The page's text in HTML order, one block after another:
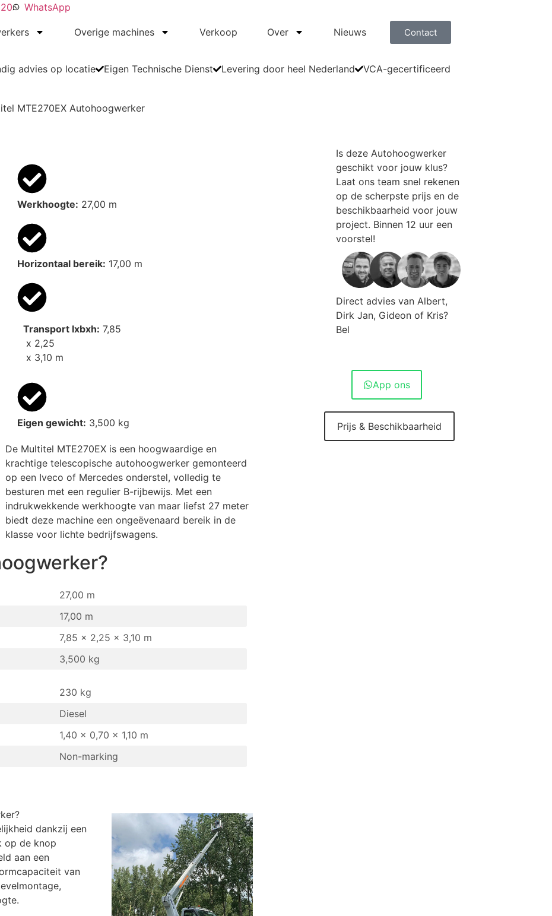
WhatsApp
Overige machines Verkoop Over Nieuws Contact
advies op locatie Eigen Technische Dienst Levering door heel Nederland VCA-gecertificeerd
MTE270EX Autohoogwerker
Werkhoogte: 27,00 m
Horizontaal bereik: 17,00 m
Transport lxbxh: 7,85
x 2,25
x 3,10 m
Eigen gewicht: 3,500 kg
De Multitel MTE270EX is een hoogwaardige en
krachtige telescopische autohoogwerker gemonteerd
op een Iveco of Mercedes onderstel, volledig te
besturen met een regulier B-rijbewijs. Met een
indrukwekkende werkhoogte van maar liefst 27 meter
biedt deze machine een ongeëvenaard bereik in de
klasse voor lichte bedrijfswagens.
?
27,00 m
17,00 m
7,85 x 2,25 x 3,10 m
3,500 kg
230 kg
Diesel
1,40 x 0,70 x 1,10 m
Non-marking
?
dankzij een
op de knop
aan een
van
Is deze Autohoogwerker
geschikt voor jouw klus?
Laat ons team snel rekenen
op de scherpste prijs en de
beschikbaarheid voor jouw
project. Binnen 12 uur een
voorstel!
Direct advies van Albert,
Dirk Jan, Gideon of Kris?
Bel
App ons
Prijs & Beschikbaarheid